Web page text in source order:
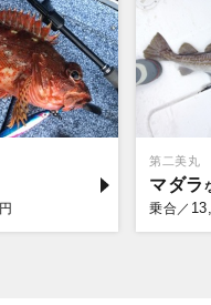
円
第二美丸
マダラ
乗合／